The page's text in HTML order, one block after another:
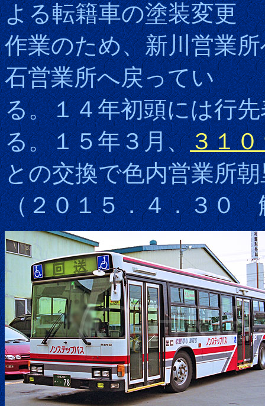
よる転籍車の塗装変更
作業のため、新川営業
石営業所へ戻ってい
る。１４年初頭には行
る。１５年３月、３１０
との交換で色内営業所
（２０１５．４．３０